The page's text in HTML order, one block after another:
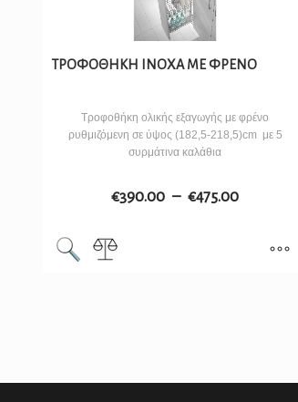
ΤΡΟΦΟΘΗΚΗ ΙΝΟΧΑ ΜΕ ΦΡΕΝΟ
Τροφοθήκη ολικής εξαγωγής με φρένο
ρυθμιζόμενη σε ύψος (182,5-218,5)cm με 5
συρμάτινα καλάθια
€390.00 – €475.00